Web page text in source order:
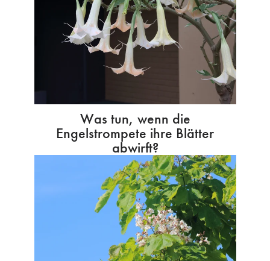
Was tun, wenn die
Engelstrompete ihre Blätter
abwirft?